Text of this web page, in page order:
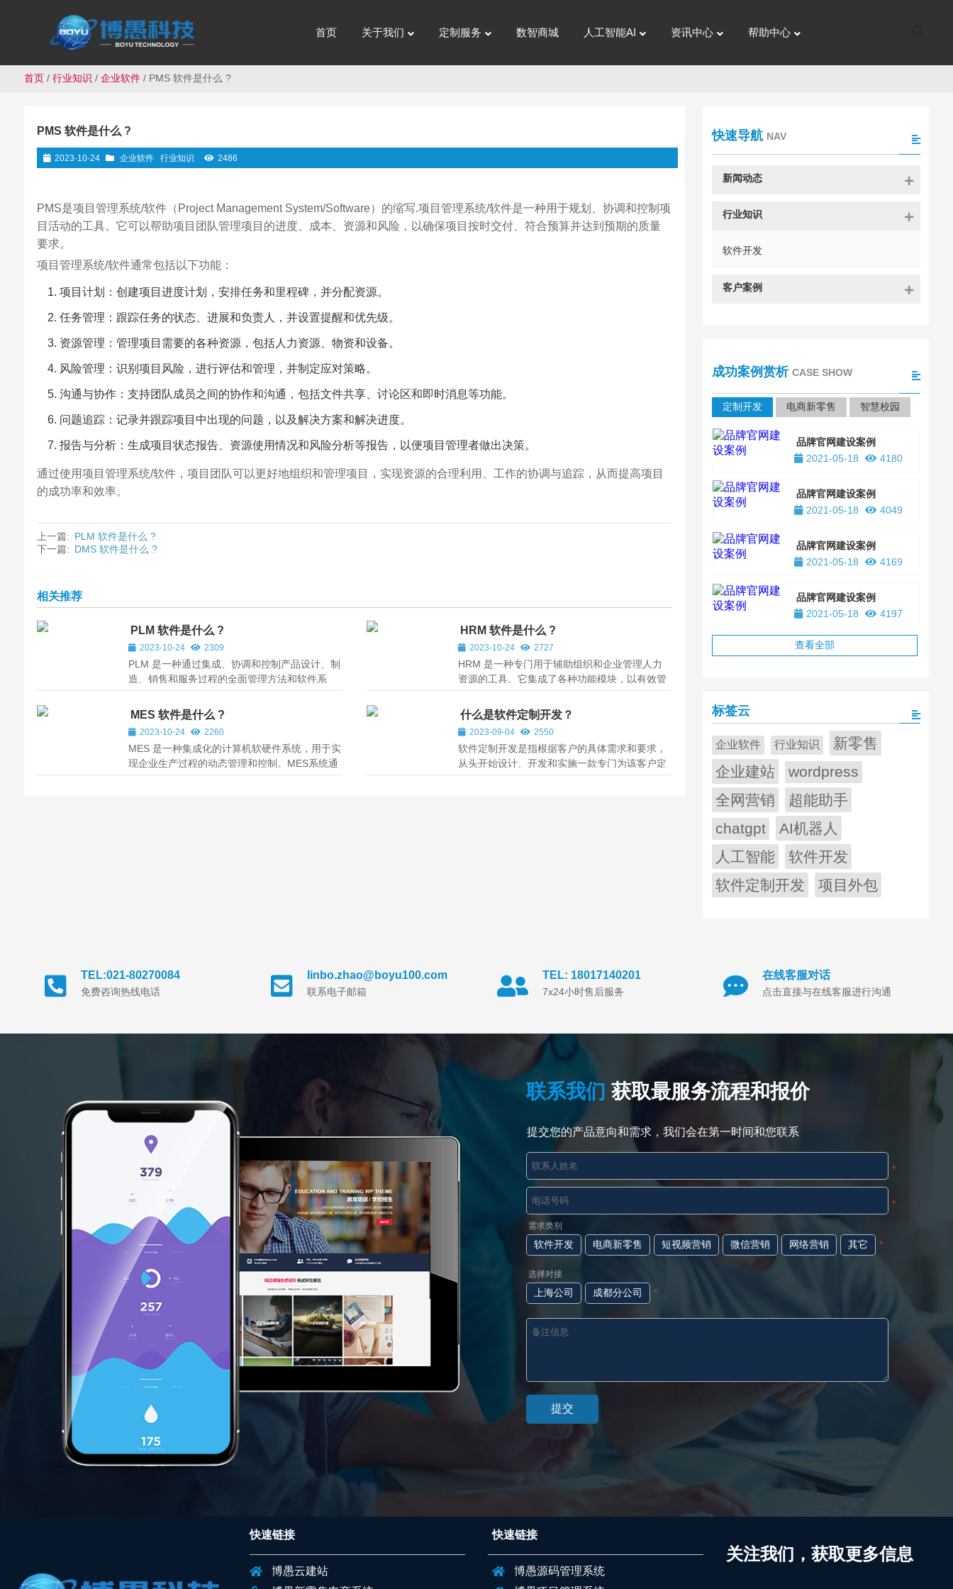
首页 关于我们 定制服务 数智商城 人工智能AI 资讯中心 帮助中心
首页/ 行业知识 / 企业软件/ PMS 软件是什么 ?
PMS 软件是什么 ?
2023-10-24 企业软件 行业知识 2486
PMS是项目管理系统/软件（Project Management System/Software）的缩写.项目管理系统/软件是一种用于规划、协调和控制项
目活动的工具。它可以帮助项目团队管理项目的进度、成本、资源和风险，以确保项目按时交付、符合预算并达到预期的质量
要求。
项目管理系统/软件通常包括以下功能：
项目计划：创建项目进度计划，安排任务和里程碑，并分配资源。
任务管理：跟踪任务的状态、进展和负责人，并设置提醒和优先级。
资源管理：管理项目需要的各种资源，包括人力资源、物资和设备。
风险管理：识别项目风险，进行评估和管理，并制定应对策略。
沟通与协作：支持团队成员之间的协作和沟通，包括文件共享、讨论区和即时消息等功能。
问题追踪：记录并跟踪项目中出现的问题，以及解决方案和解决进度。
报告与分析：生成项目状态报告、资源使用情况和风险分析等报告，以便项目管理者做出决策。
通过使用项目管理系统/软件，项目团队可以更好地组织和管理项目，实现资源的合理利用、工作的协调与追踪，从而提高项目
的成功率和效率。
上一篇: PLM 软件是什么 ?
下一篇: DMS 软件是什么 ?
相关推荐
PLM 软件是什么 ?
2023-10-24 2309
PLM 是一种通过集成、协调和控制产品设计、制
造、销售和服务过程的全面管理方法和软件系
统。PLM旨在实现产品的全生命周期跟踪和管
理，包括从产品概念设计阶段到退役和废弃阶段
的整个过程。
HRM 软件是什么 ?
2023-10-24 2727
HRM 是一种专门用于辅助组织和企业管理人力
资源的工具。它集成了各种功能模块，以有效管
理人力资源的招聘、员工信息、薪酬福利、绩效
评估、培训与发展等方面。
MES 软件是什么 ?
2023-10-24 2260
MES 是一种集成化的计算机软硬件系统，用于实
现企业生产过程的动态管理和控制。MES系统通
过收集、处理和分析生产执行数据，实现对生产
什么是软件定制开发？
2023-09-04 2550
软件定制开发是指根据客户的具体需求和要求，
从头开始设计、开发和实施一款专门为该客户定
制的软件系统。这种软件开发过程根据客户的特
快速导航 NAV
新闻动态
行业知识
软件开发
客户案例
成功案例赏析 CASE SHOW
定制开发 电商新零售 智慧校园
品牌官网建设案例
2021-05-18
4180
品牌官网建设案例
2021-05-18
4049
品牌官网建设案例
2021-05-18
4169
品牌官网建设案例
2021-05-18
4197
查看全部
标签云
企业软件 行业知识
新零售
企业建站
wordpress
全网营销
超能助手
chatgpt
AI机器人
人工智能
软件开发
软件定制开发
项目外包
TEL:021-80270084
免费咨询热线电话
linbo.zhao@boyu100.com
联系电子邮箱
TEL: 18017140201
7x24小时售后服务
在线客服对话
点击直接与在线客服进行沟通
联系我们 获取最服务流程和报价
提交您的产品意向和需求，我们会在第一时间和您联系
*
*
需求类别
软件开发 电商新零售 短视频营销 微信营销 网络营销 其它 *
选择对接
上海公司 成都分公司 *
快速链接
博愚云建站
快速链接
博愚源码管理系统
关注我们，获取更多信息